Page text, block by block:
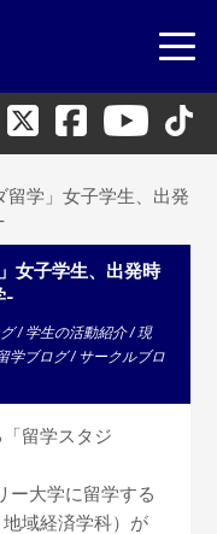
留学」女子学生、出発
女子学生、出発時
-
グ/学生の活動紹介/現
学ブログ/ サークルブロ
留学スタジ
ー大学に留学する
域経済学科）が